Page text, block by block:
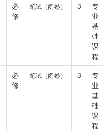
必
修
笔试（闭卷） 3
专
业
基
础
课
程
必
修
笔试（闭卷） 3
专
业
基
础
课
程